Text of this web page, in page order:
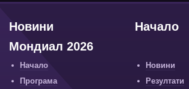
Начало
Новини
Мондиал 2026
Начало
Новини
Програма
Резултати